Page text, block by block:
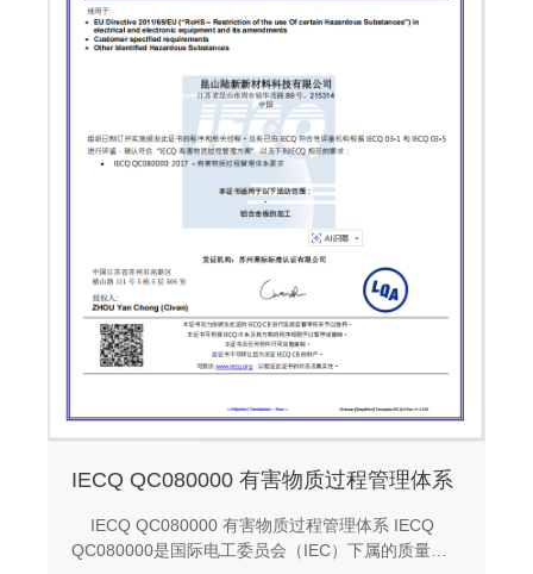
IECQ QC080000 有害物质过程管理体系
IECQ QC080000 有害物质过程管理体系 IECQ
QC080000是国际电工委员会（IEC）下属的质量管